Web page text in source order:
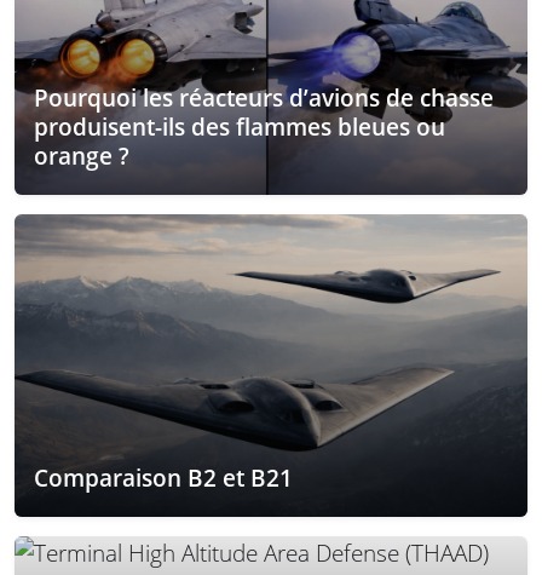
Pourquoi les réacteurs d’avions de chasse
produisent-ils des flammes bleues ou
orange ?
Comparaison B2 et B21